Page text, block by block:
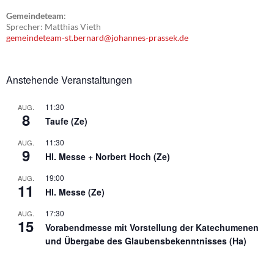
Gemeindeteam:
Sprecher: Matthias Vieth
gemeindeteam-st.bernard@johannes-prassek.de
Anstehende Veranstaltungen
AUG.
8
11:30
Taufe (Ze)
AUG.
9
11:30
Hl. Messe + Norbert Hoch (Ze)
AUG.
11
19:00
Hl. Messe (Ze)
AUG.
15
17:30
Vorabendmesse mit Vorstellung der Katechumenen
und Übergabe des Glaubensbekenntnisses (Ha)